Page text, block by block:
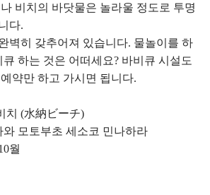
비치의 바닷물은 놀라울 정도로 투명
다.
벽히 갖추어져 있습니다. 물놀이를 하
하는 것은 어떠세요? 바비큐 시설도
약만 하고 가시면 됩니다.
(水納ビーチ)
토부초 세소코 민나하라
월